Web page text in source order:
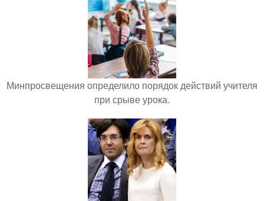
Минпросвещения определило порядок действий учителя
при срыве урока.